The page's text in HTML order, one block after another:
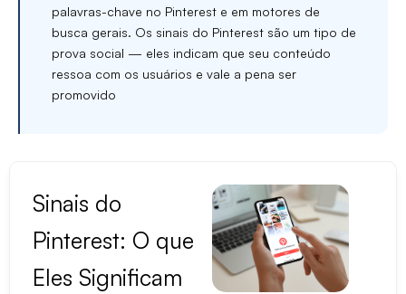
palavras-chave no Pinterest e em motores de
busca gerais. Os sinais do Pinterest são um tipo de
prova social — eles indicam que seu conteúdo
ressoa com os usuários e vale a pena ser
promovido
Sinais do
Pinterest: O que
Eles Significam